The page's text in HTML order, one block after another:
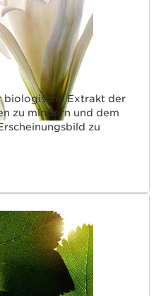
biologische Extrakt der
zu mindern und dem
zu